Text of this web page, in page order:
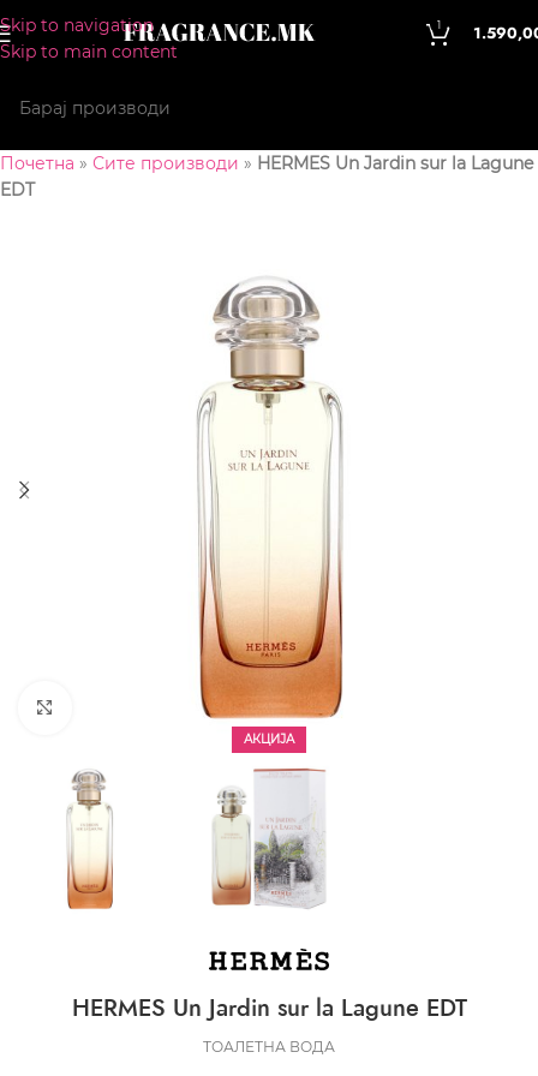
Skip to navigation
Skip to main content
1
Почетна » Сите производи » HERMES Un Jardin sur la Lagune
EDT
АКЦИЈА
CLICK TO ENLARGE
HERMES Un Jardin sur la Lagune EDT
ТОАЛЕТНА ВОДА